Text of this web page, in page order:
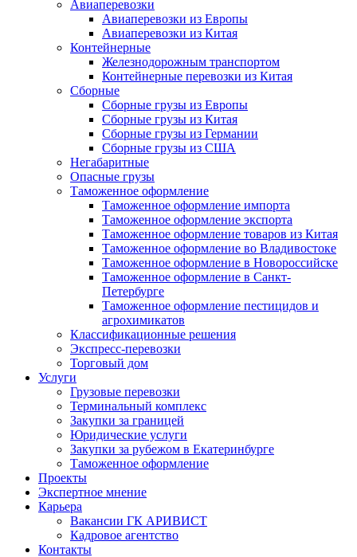
Авиаперевозки
Авиаперевозки из Европы
Авиаперевозки из Китая
Контейнерные
Железнодорожным транспортом
Контейнерные перевозки из Китая
Сборные
Сборные грузы из Европы
Сборные грузы из Китая
Сборные грузы из Германии
Сборные грузы из США
Негабаритные
Опасные грузы
Таможенное оформление
Таможенное оформление импорта
Таможенное оформление экспорта
Таможенное оформление товаров из Китая
Таможенное оформление во Владивостоке
Таможенное оформление в Новороссийске
Таможенное оформление в Санкт-
Петербурге
Таможенное оформление пестицидов и
агрохимикатов
Классификационные решения
Экспресс-перевозки
Торговый дом
Услуги
Грузовые перевозки
Терминальный комплекс
Закупки за границей
Юридические услуги
Закупки за рубежом в Екатеринбурге
Таможенное оформление
Проекты
Экспертное мнение
Карьера
Вакансии ГК АРИВИСТ
Кадровое агентство
Контакты